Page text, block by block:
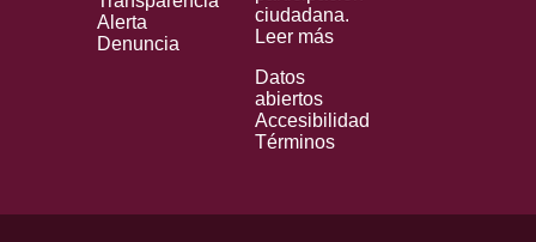
Alerta
Denuncia
ciudadana.
Leer más
Datos
abiertos
Accesibilidad
Términos